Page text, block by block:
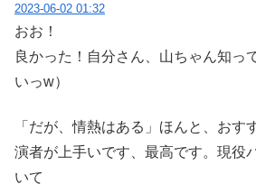
2023-06-02 01:32
おお！
良かった！自分さん、山ちゃん知っ
いっw）
「だが、情熱はある」ほんと、おす
演者が上手いです、最高です。現役
いて